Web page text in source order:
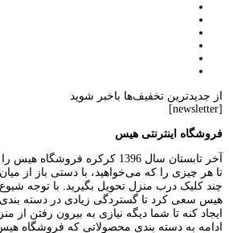
از جدیدترین تخفیف‌ها باخبر شوید
[newsletter]
فروشگاه اینترنتی هیس
آخر تابستان سال 1396 کرکره
تا هر چیزی را که می‌خواهید، با دستی باز از میان
چند کلیک درب منزل تحویل بگیرید. با توجه
هیس سعی کرد تا گستردگی زیادی در دسته
ایجاد کنه تا شما دیگه نیازی به بیرون رفتن از
ادامه به دسته بندی محصولاتی که فروشگاه هیس